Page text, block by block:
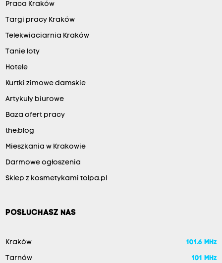
Praca Kraków
Targi pracy Kraków
Telekwiaciarnia Kraków
Tanie loty
Hotele
Kurtki zimowe damskie
Artykuły biurowe
Baza ofert pracy
the:blog
Mieszkania w Krakowie
Darmowe ogłoszenia
Sklep z kosmetykami tolpa.pl
POSŁUCHASZ NAS
Kraków 101.6 MHz
Tarnów 101 MHz